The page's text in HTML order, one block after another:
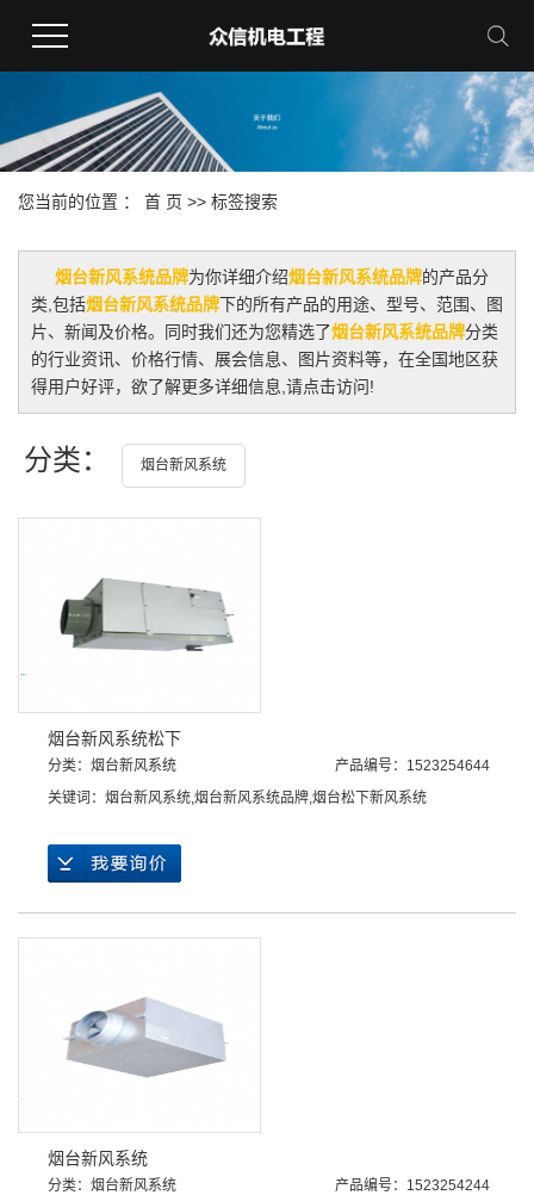
您当前的位置 ： 首 页 >> 标签搜索
烟台新风系统品牌为你详细介绍烟台新风系统品牌的产品分
类,包括烟台新风系统品牌下的所有产品的用途、型号、范围、图
片、新闻及价格。同时我们还为您精选了烟台新风系统品牌分类
的行业资讯、价格行情、展会信息、图片资料等，在全国地区获
得用户好评，欲了解更多详细信息,请点击访问!
分类： 烟台新风系统
烟台新风系统松下
分类： 烟台新风系统
产品编号：1523254644
关键词： 烟台新风系统,烟台新风系统品牌,烟台松下新风系统
烟台新风系统
分类： 烟台新风系统
产品编号：1523254244